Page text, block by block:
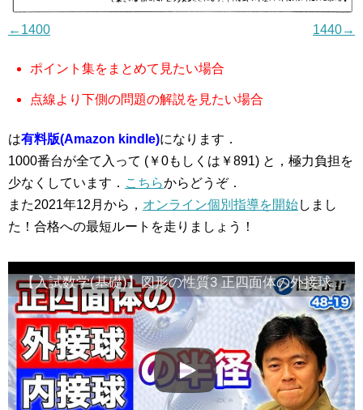
←1400 1440→
ポイント集をまとめて見たい場合
点線より下側の問題の解説を見たい場合
は有料版(Amazon kindle)になります．
1000番台が全て入って (￥0もしくは￥891) と，極力負担を
少なくしています． こちらからどうぞ．
また2021年12月から， オンライン個別指導を開始しまし
た！合格への最短ルートを走りましょう！
【入試数学(基礎)】図形の性質3 正四面体の外接球の半径・内接球の半径